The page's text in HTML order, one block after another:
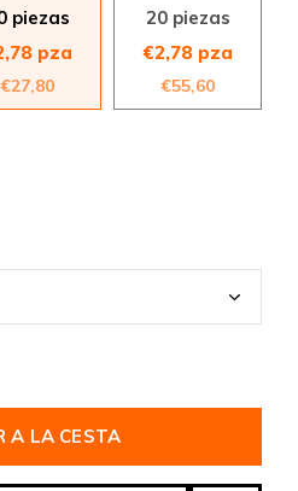
piezas
pza
€27,80
20 piezas
€2,78 pza
€55,60
A LA CESTA